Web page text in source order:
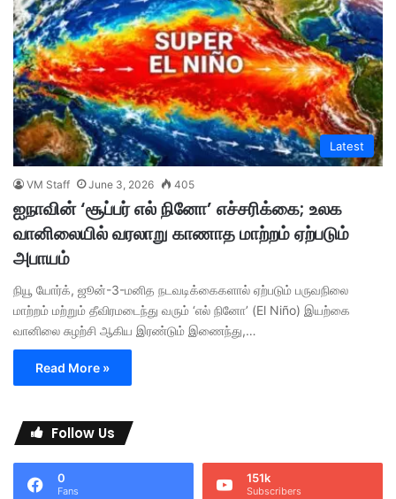
Latest
VM Staff June 3, 2026 405
ஐநாவின் ‘சூப்பர் எல் நினோ’ எச்சரிக்கை; உலக
வானிலையில் வரலாறு காணாத மாற்றம் ஏற்படும்
அபாயம்
நியூ யோர்க், ஜூன்-3-​மனித நடவடிக்கைகளால் ஏற்படும் பருவநிலை
மாற்றம் மற்றும் தீவிரமடைந்து வரும் ‘எல் நினோ’ (El Niño) இயற்கை
வானிலை சுழற்சி ஆகிய இரண்டும் இணைந்து,…
Read More »
Follow Us
0
Fans
151k
Subscribers